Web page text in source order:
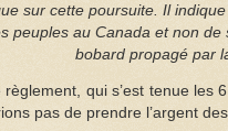
sur cette poursuite. Il
peuples au Canada et non de
bobard propagé par
qui s’est tenue les
pas de prendre l’argent